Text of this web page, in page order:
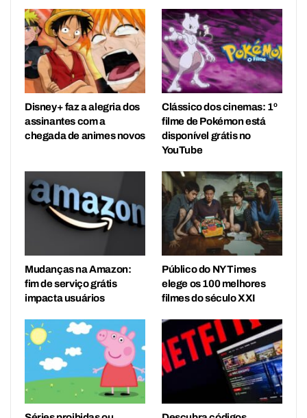
Disney+ faz a alegria dos
assinantes com a
chegada de animes novos
Clássico dos cinemas: 1º
filme de Pokémon está
disponível grátis no
YouTube
Mudanças na Amazon:
fim de serviço grátis
impacta usuários
Público do NY Times
elege os 100 melhores
filmes do século XXI